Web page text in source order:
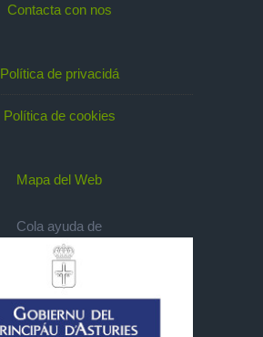
Contacta con nos
Política de privacidá
Política de cookies
Mapa del Web
Cola ayuda de